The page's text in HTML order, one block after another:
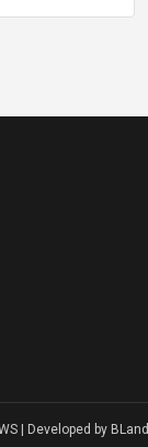
| Developed by BLand